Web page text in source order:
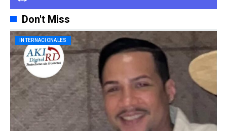
Don't Miss
INTERNACIONALES